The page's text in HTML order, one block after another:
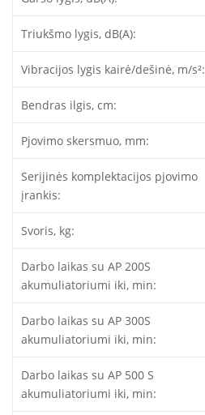
Triukšmo lygis, dB(A):
Vibracijos lygis kairė/dešinė, m/s²:
Bendras ilgis, cm:
Pjovimo skersmuo, mm:
Serijinės komplektacijos pjovimo
įrankis:
Svoris, kg:
Darbo laikas su AP 200S
akumuliatoriumi iki, min:
Darbo laikas su AP 300S
akumuliatoriumi iki, min:
Darbo laikas su AP 500 S
akumuliatoriumi iki, min: